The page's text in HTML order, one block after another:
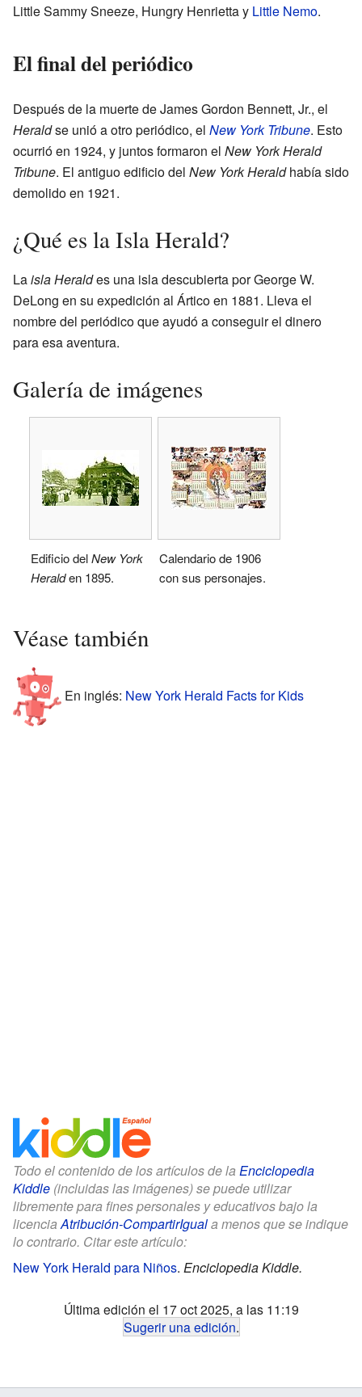
Little Sammy Sneeze, Hungry Henrietta y Little Nemo.
El final del periódico
Después de la muerte de James Gordon Bennett, Jr., el
Heraldse unió a otro periódico, el New York Tribune. Esto
ocurrió en 1924, y juntos formaron el New York Herald
Tribune. El antiguo edificio del New York Heraldhabía sido
demolido en 1921.
¿Qué es la Isla Herald?
Laisla Heraldes una isla descubierta por George W.
DeLong en su expedición al Ártico en 1881. Lleva el
nombre del periódico que ayudó a conseguir el dinero
para esa aventura.
Galería de imágenes
Edificio delNew York
Heralden 1895.
Calendario de 1906
con sus personajes.
Véase también
En inglés: New York Herald Facts for Kids
Todo el contenido de los artículos de la Enciclopedia
Kiddle (incluidas las imágenes) se puede utilizar
libremente para fines personales y educativos bajo la
licenciaAtribución-CompartirIguala menos que se indique
lo contrario. Citar este artículo:
New York Herald para Niños. Enciclopedia Kiddle.
Última edición el 17 oct 2025, a las 11:19
Sugerir una edición.